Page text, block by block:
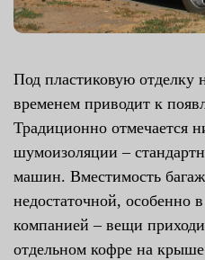
Под пластиковую отделку
временем приводит к
Традиционно отмечается
шумоизоляции –
машин. Вместимость
недостаточной, особенно
компанией – вещи
отдельном кофре на